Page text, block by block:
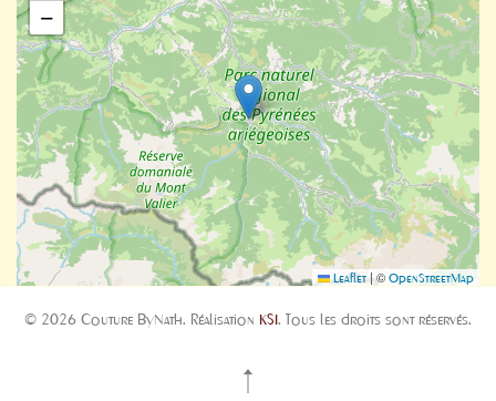
−
Leaflet |© OpenStreetMap
© 2026 Couture ByNath. Réalisation KSI. Tous les droits sont réservés.